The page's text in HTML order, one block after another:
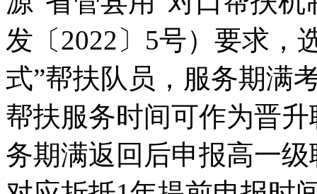
发〔2022〕5号）要求，
式”帮扶队员，服务期满
帮扶服务时间可作为晋
务期满返回后申报高一